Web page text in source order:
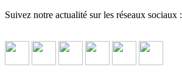
Suivez notre actualité sur les réseaux sociaux :